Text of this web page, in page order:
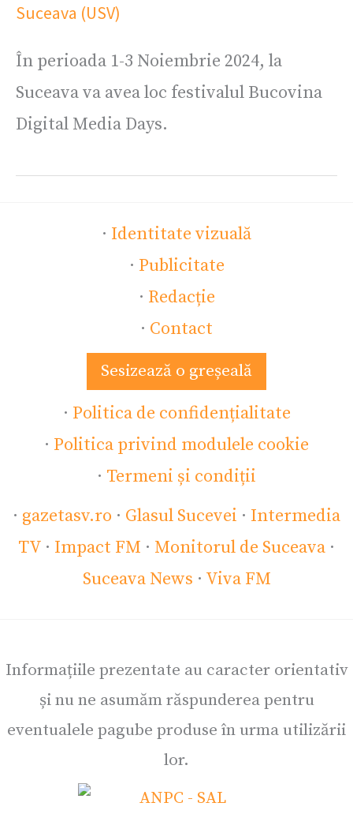
Suceava (USV)
În perioada 1-3 Noiembrie 2024, la
Suceava va avea loc festivalul Bucovina
Digital Media Days.
· Identitate vizuală
· Publicitate
· Redacție
· Contact
Sesizează o greșeală
· Politica de confidențialitate
· Politica privind modulele cookie
· Termeni și condiții
· gazetasv.ro · Glasul Sucevei · Intermedia
TV · Impact FM · Monitorul de Suceava ·
Suceava News · Viva FM
Informațiile prezentate au caracter orientativ
și nu ne asumăm răspunderea pentru
eventualele pagube produse în urma utilizării
lor.